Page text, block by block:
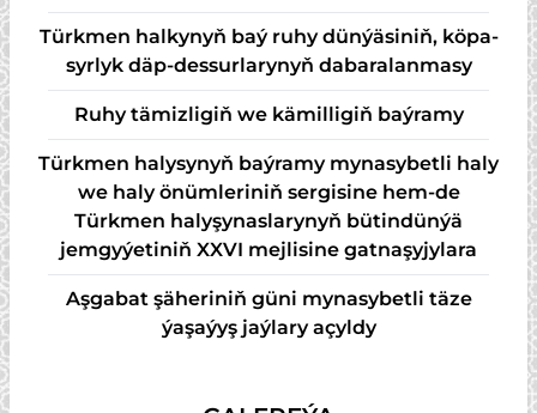
Türk­men hal­ky­nyň baý ru­hy dün­ýä­si­niň, kö­pa­
syr­lyk däp-des­sur­la­ry­nyň da­ba­ra­lan­ma­sy
Ruhy tämizligiň we kämilligiň baýramy
Türkmen halysynyň baýramy mynasybetli haly
we haly önümleriniň sergisine hem-de
Türkmen halyşynaslarynyň bütindünýä
jemgyýetiniň XXVI mejlisine gatnaşyjylara
Aşgabat şäheriniň güni mynasybetli täze
ýaşaýyş jaýlary açyldy